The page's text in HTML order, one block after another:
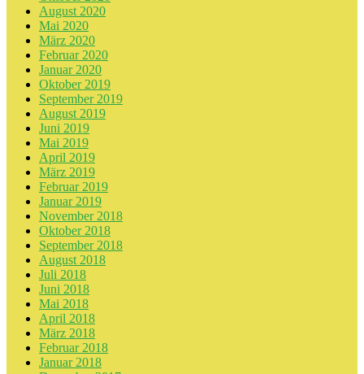
August 2020
Mai 2020
März 2020
Februar 2020
Januar 2020
Oktober 2019
September 2019
August 2019
Juni 2019
Mai 2019
April 2019
März 2019
Februar 2019
Januar 2019
November 2018
Oktober 2018
September 2018
August 2018
Juli 2018
Juni 2018
Mai 2018
April 2018
März 2018
Februar 2018
Januar 2018